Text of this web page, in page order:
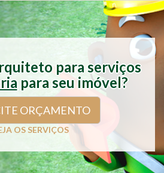
para serviços
para seu imóvel?
ORÇAMENTO
OS SERVIÇOS